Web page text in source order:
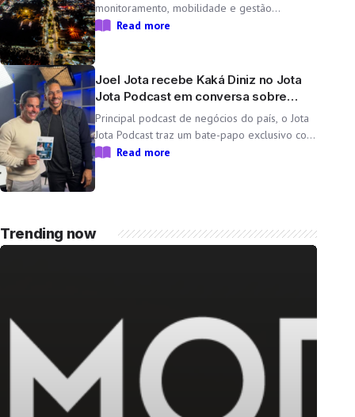
monitoramento, mobilidade e gestão
operacional ajudam a transformar o Parque
Peão de Barretos Durante 11 dias, o Parque
do Peão […]
Read more
Joel Jota recebe Kaká Diniz no Jota
Jota Podcast em conversa sobre
negócios e família
Principal podcast de negócios do país, o Jota
Jota Podcast traz um bate-papo exclusivo com
o empresário e CEO da Non Stop, que
v=mdZzgrZTxoU […]
Read more
Trending now